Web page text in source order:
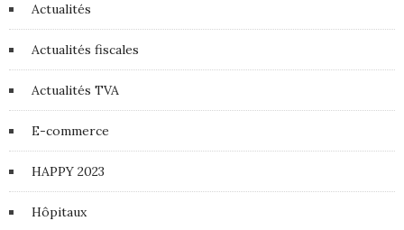
Actualités
Actualités fiscales
Actualités TVA
E-commerce
HAPPY 2023
Hôpitaux